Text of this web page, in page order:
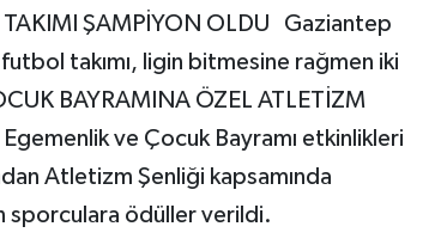
TAKIMI ŞAMPİYON OLDU Gaziantep
takımı, ligin bitmesine rağmen iki
BAYRAMINA ÖZEL ATLETİZM
ve Çocuk Bayramı etkinlikleri
Atletizm Şenliği kapsamında
sporculara ödüller verildi.